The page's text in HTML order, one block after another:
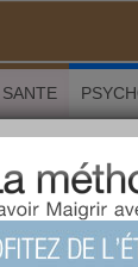
au bureau
&